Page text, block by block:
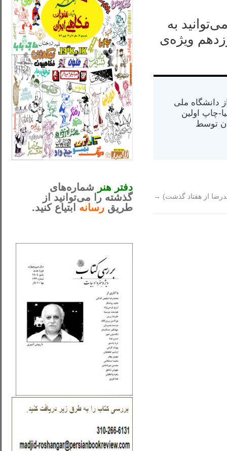
به
ويژه‌ی
از دانشگاه ملی
در کالیفرنیا-چاپ اولین
در سال ۱۳۸۴ در ایران توسط
از هفتاد گذشت) →
دفتر هنر شماره‌های
گذشته را می‌توانید از
طریق رسانه ابتیاع کنید.